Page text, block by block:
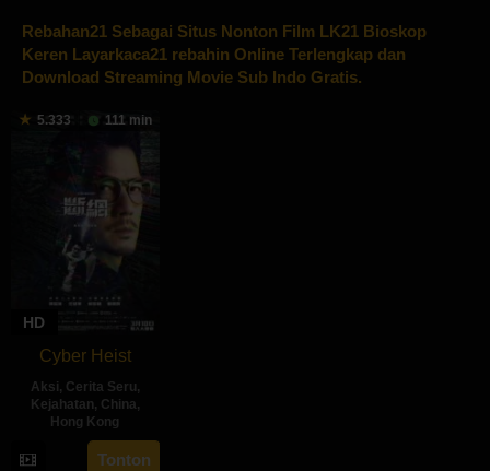
Rebahan21 Sebagai Situs Nonton Film LK21 Bioskop
Keren Layarkaca21 rebahin Online Terlengkap dan
Download Streaming Movie Sub Indo Gratis.
5.333 111 min
HD
Cyber Heist
Aksi , Cerita Seru,
Kejahatan, China,
Hong Kong
Hing
Tonton